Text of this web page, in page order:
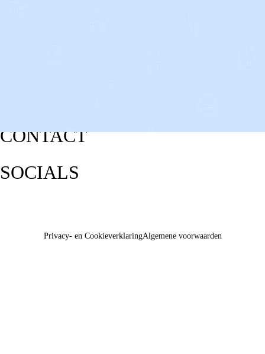
CONTACT
SOCIALS
Privacy- en CookieverklaringAlgemene voorwaarden